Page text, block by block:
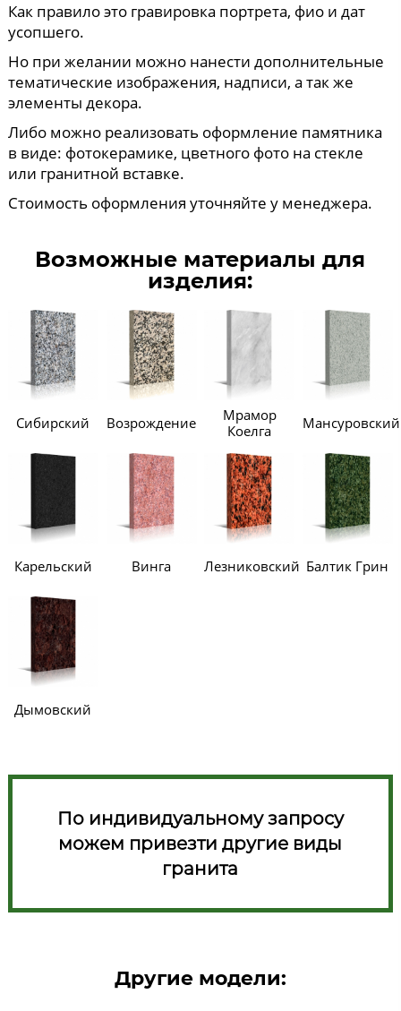
Как правило это гравировка портрета, фио и дат
усопшего.
Но при желании можно нанести дополнительные
тематические изображения, надписи, а так же
элементы декора.
Либо можно реализовать оформление памятника
в виде: фотокерамике, цветного фото на стекле
или гранитной вставке.
Стоимость оформления уточняйте у менеджера.
Возможные материалы для
изделия:
Сибирский Возрождение
Мрамор
Коелга
Мансуровский
Карельский Винга Лезниковский Балтик Грин
Дымовский
По индивидуальному запросу
можем привезти другие виды
гранита
Другие модели: